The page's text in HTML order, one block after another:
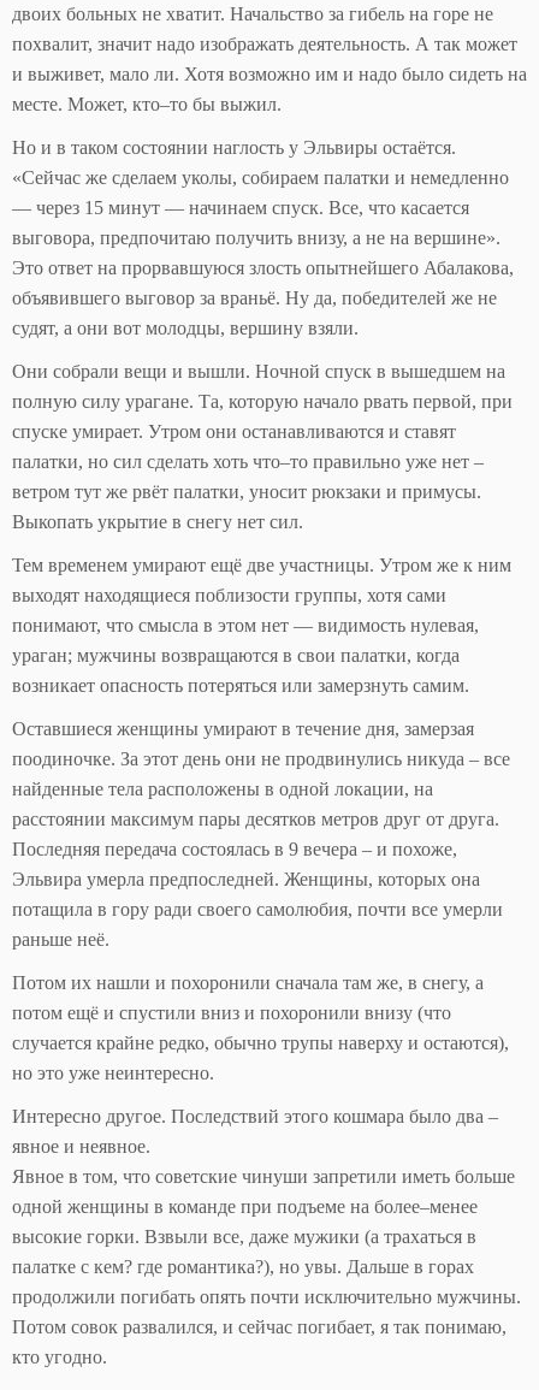
двоих больных не хватит. Начальство за гибель на горе не
похвалит, значит надо изображать деятельность. А так может
и выживет, мало ли. Хотя возможно им и надо было сидеть на
месте. Может, кто–то бы выжил.
Но и в таком состоянии наглость у Эльвиры остаётся.
«Сейчас же сделаем уколы, собираем палатки и немедленно
— через 15 минут — начинаем спуск. Все, что касается
выговора, предпочитаю получить внизу, а не на вершине».
Это ответ на прорвавшуюся злость опытнейшего Абалакова,
объявившего выговор за враньё. Ну да, победителей же не
судят, а они вот молодцы, вершину взяли.
Они собрали вещи и вышли. Ночной спуск в вышедшем на
полную силу урагане. Та, которую начало рвать первой, при
спуске умирает. Утром они останавливаются и ставят
палатки, но сил сделать хоть что–то правильно уже нет –
ветром тут же рвёт палатки, уносит рюкзаки и примусы.
Выкопать укрытие в снегу нет сил.
Тем временем умирают ещё две участницы. Утром же к ним
выходят находящиеся поблизости группы, хотя сами
понимают, что смысла в этом нет — видимость нулевая,
ураган; мужчины возвращаются в свои палатки, когда
возникает опасность потеряться или замерзнуть самим.
Оставшиеся женщины умирают в течение дня, замерзая
поодиночке. За этот день они не продвинулись никуда – все
найденные тела расположены в одной локации, на
расстоянии максимум пары десятков метров друг от друга.
Последняя передача состоялась в 9 вечера – и похоже,
Эльвира умерла предпоследней. Женщины, которых она
потащила в гору ради своего самолюбия, почти все умерли
раньше неё.
Потом их нашли и похоронили сначала там же, в снегу, а
потом ещё и спустили вниз и похоронили внизу (что
случается крайне редко, обычно трупы наверху и остаются),
но это уже неинтересно.
Интересно другое. Последствий этого кошмара было два –
явное и неявное.
Явное в том, что советские чинуши запретили иметь больше
одной женщины в команде при подъеме на более–менее
высокие горки. Взвыли все, даже мужики (а трахаться в
палатке с кем? где романтика?), но увы. Дальше в горах
продолжили погибать опять почти исключительно мужчины.
Потом совок развалился, и сейчас погибает, я так понимаю,
кто угодно.